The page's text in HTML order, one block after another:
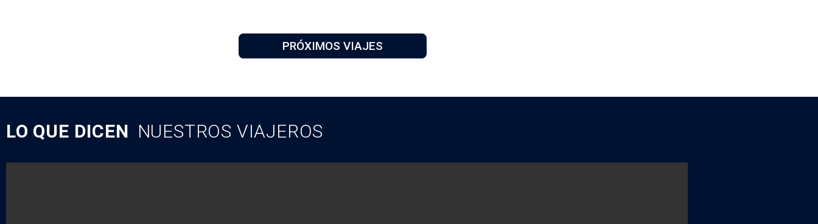
PRÓXIMOS VIAJES
LO QUE DICEN NUESTROS VIAJEROS